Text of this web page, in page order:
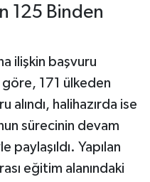
125 Binden
ilişkin başvuru
171 ülkeden
halihazırda ise
sürecinin devam
Yapılan
eğitim alanındaki